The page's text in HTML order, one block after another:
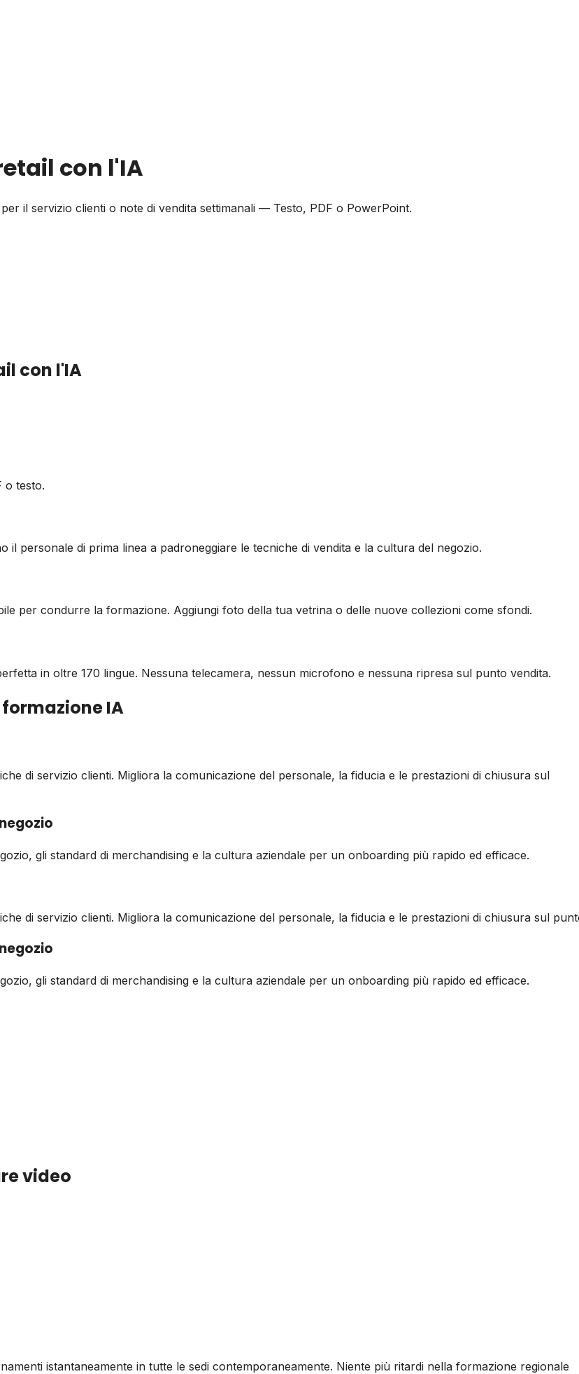
con l'IA
il servizio clienti o note di vendita settimanali — Testo, PDF o PowerPoint.
con l'IA
o testo.
personale di prima linea a padroneggiare le tecniche di vendita e la cultura del negozio.
per condurre la formazione. Aggiungi foto della tua vetrina o delle nuove collezioni come sfondi.
in oltre 170 lingue. Nessuna telecamera, nessun microfono e nessuna ripresa sul punto vendita.
IA
di servizio clienti. Migliora la comunicazione del personale, la fiducia e le prestazioni di chiusura sul
gli standard di merchandising e la cultura aziendale per un onboarding più rapido ed efficace.
di servizio clienti. Migliora la comunicazione del personale, la fiducia e le prestazioni di chiusura sul
gli standard di merchandising e la cultura aziendale per un onboarding più rapido ed efficace.
video
istantaneamente in tutte le sedi contemporaneamente. Niente più ritardi nella formazione regionale